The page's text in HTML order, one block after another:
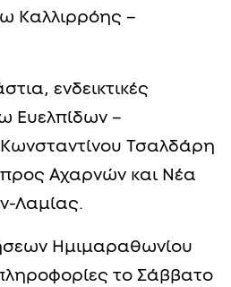
Τσαλδάρη
Αχαρνών και Νέα
Ημιμαραθωνίου
το Σάββατο
και την Κυριακή από
αγώνων, στα